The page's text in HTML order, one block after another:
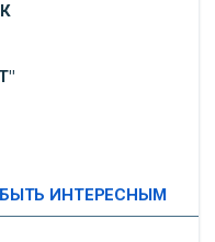
БЫТЬ ИНТЕРЕСНЫМ